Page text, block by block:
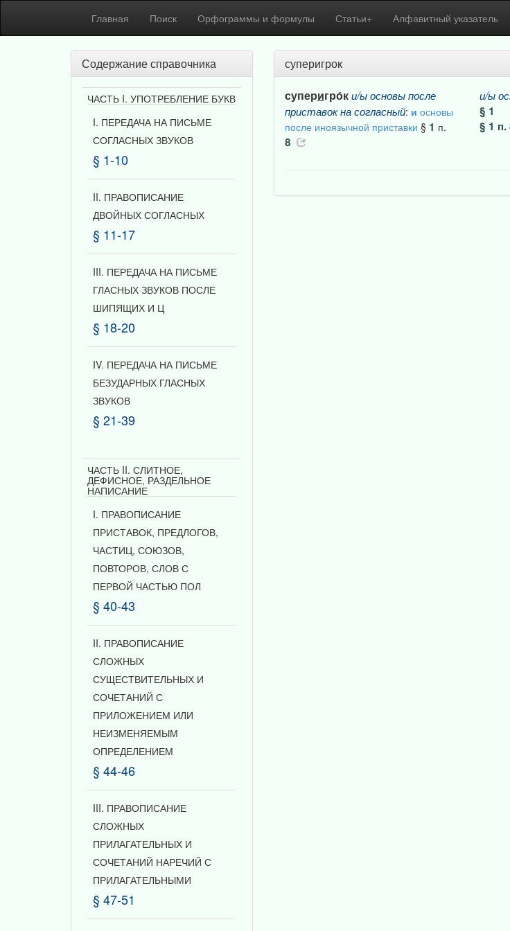
Главная Поиск Орфограммы и формулы Статьи+ Алфавитный указатель
Содержание справочника
ЧАСТЬ I. УПОТРЕБЛЕНИЕ БУКВ
I. ПЕРЕДАЧА НА ПИСЬМЕ
СОГЛАСНЫХ ЗВУКОВ
§ 1-10
II. ПРАВОПИСАНИЕ
ДВОЙНЫХ СОГЛАСНЫХ
§ 11-17
III. ПЕРЕДАЧА НА ПИСЬМЕ
ГЛАСНЫХ ЗВУКОВ ПОСЛЕ
ШИПЯЩИХ И Ц
§ 18-20
IV. ПЕРЕДАЧА НА ПИСЬМЕ
БЕЗУДАРНЫХ ГЛАСНЫХ
ЗВУКОВ
§ 21-39
ЧАСТЬ II. СЛИТНОЕ,
ДЕФИСНОЕ, РАЗДЕЛЬНОЕ
НАПИСАНИЕ
I. ПРАВОПИСАНИЕ
ПРИСТАВОК, ПРЕДЛОГОВ,
ЧАСТИЦ, СОЮЗОВ,
ПОВТОРОВ, СЛОВ С
ПЕРВОЙ ЧАСТЬЮ ПОЛ
§ 40-43
II. ПРАВОПИСАНИЕ
СЛОЖНЫХ
СУЩЕСТВИТЕЛЬНЫХ И
СОЧЕТАНИЙ С
ПРИЛОЖЕНИЕМ ИЛИ
НЕИЗМЕНЯЕМЫМ
ОПРЕДЕЛЕНИЕМ
§ 44-46
III. ПРАВОПИСАНИЕ
СЛОЖНЫХ
ПРИЛАГАТЕЛЬНЫХ И
СОЧЕТАНИЙ НАРЕЧИЙ С
ПРИЛАГАТЕЛЬНЫМИ
§ 47-51
суперигрок
суперигро́к и/ы основы после
приставок на согласный: и основы
после иноязычной приставки § 1 п.
8
и/ы
§ 1
§ 1 п.